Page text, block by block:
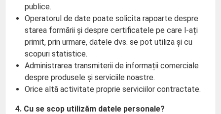
publice.
Operatorul de date poate solicita rapoarte despre
starea formării și despre certificatele pe care l-ați
primit, prin urmare, datele dvs. se pot utiliza și cu
scopuri statistice.
Administrarea transmiterii de informații comerciale
despre produsele și serviciile noastre.
Orice altă activitate proprie serviciilor contractate.
4. Cu se scop utilizăm datele personale?